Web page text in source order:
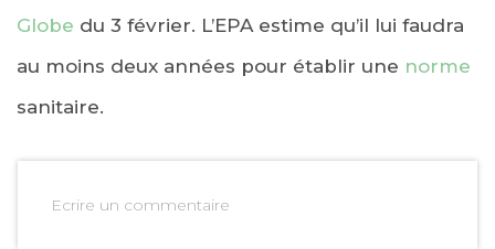
Globe du 3 février. L’EPA estime qu’il lui faudra
au moins deux années pour établir une norme
sanitaire.
Ecrire un commentaire